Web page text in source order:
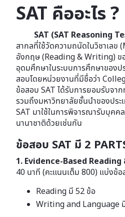
SAT คืออะไร ?
SAT (SAT Reasoning
สากลที่ใช้วัดความถนัดในวิชาเลข
อังกฤษ (Reading & Writing) ข
อุดมศึกษาในระบบการศึกษาของป
สอบโดยหน่วยงานที่มีชื่อว่า
ข้อสอบ SAT ได้รับการยอมรับจาก
รวมถึงมหาวิทยาลัยชั้นนำของประ
SAT มาใช้ในการพิจารณารับบุคค
นานาชาติด้วยเช่นกัน
ข้อสอบ SAT มี 2
1. Evidence-Based
40 นาที (คะแนนเต็ม 800) แบ่งข้
Reading มี 52 ข้อ
Writing and Language